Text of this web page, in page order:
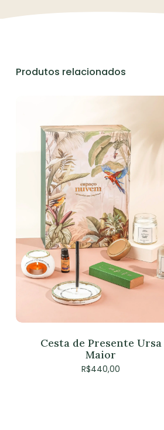
Produtos relacionados
Cesta de Presente Ursa
Maior
R$440,00